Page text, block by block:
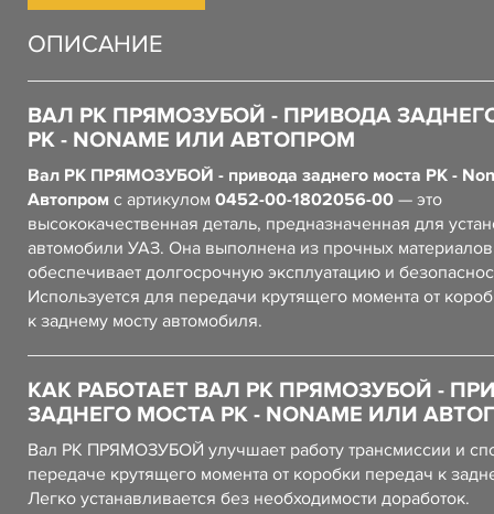
ОПИСАНИЕ
ВАЛ РК ПРЯМОЗУБОЙ - ПРИВОДА
РК - NONAME ИЛИ АВТОПРОМ
Вал РК ПРЯМОЗУБОЙ - привода заднего моста РК -
Автопром с артикулом 0452-00-1802056-00 — это
высококачественная деталь, предназначенная для
автомобили УАЗ. Она выполнена из прочных
обеспечивает долгосрочную эксплуатацию и
Используется для передачи крутящего момента от
к заднему мосту автомобиля.
КАК РАБОТАЕТ ВАЛ РК ПРЯМОЗУБОЙ -
ЗАДНЕГО МОСТА РК - NONAME ИЛИ
Вал РК ПРЯМОЗУБОЙ улучшает работу трансмиссии и
передаче крутящего момента от коробки передач к
Легко устанавливается без необходимости доработок.